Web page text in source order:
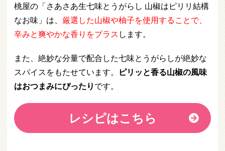
桃屋の「さあさあ生七味とうがらし 山椒はピリリ結構
なお味」は、 厳選した山椒や柚子を使用することで、
辛みと爽やかな香りをプラス します。
また、絶妙な分量で配合した七味とうがらしが絶妙な
スパイスをもたせています。
ピリッと香る山椒の風味
はおつまみにぴったりです。
レシピはこちら